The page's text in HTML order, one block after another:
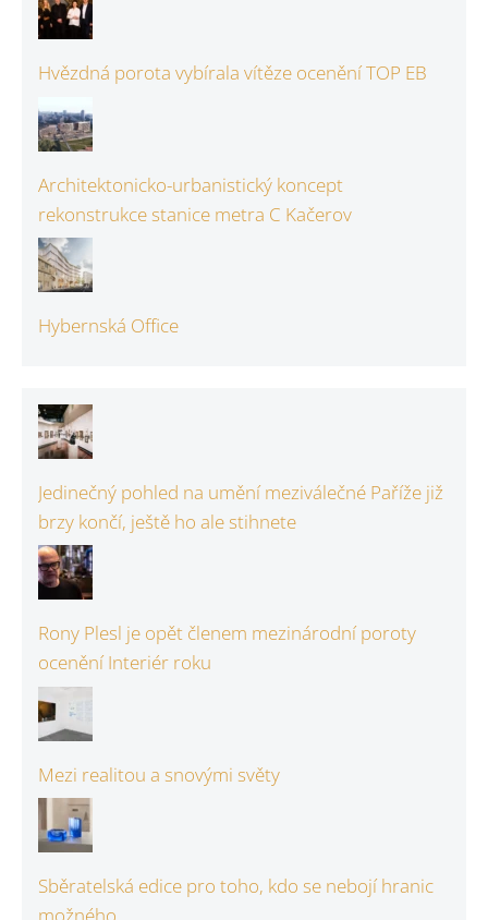
Hvězdná porota vybírala vítěze ocenění TOP EB
Architektonicko-urbanistický koncept
rekonstrukce stanice metra C Kačerov
Hybernská Office
Jedinečný pohled na umění meziválečné Paříže již
brzy končí, ještě ho ale stihnete
Rony Plesl je opět členem mezinárodní poroty
ocenění Interiér roku
Mezi realitou a snovými světy
Sběratelská edice pro toho, kdo se nebojí hranic